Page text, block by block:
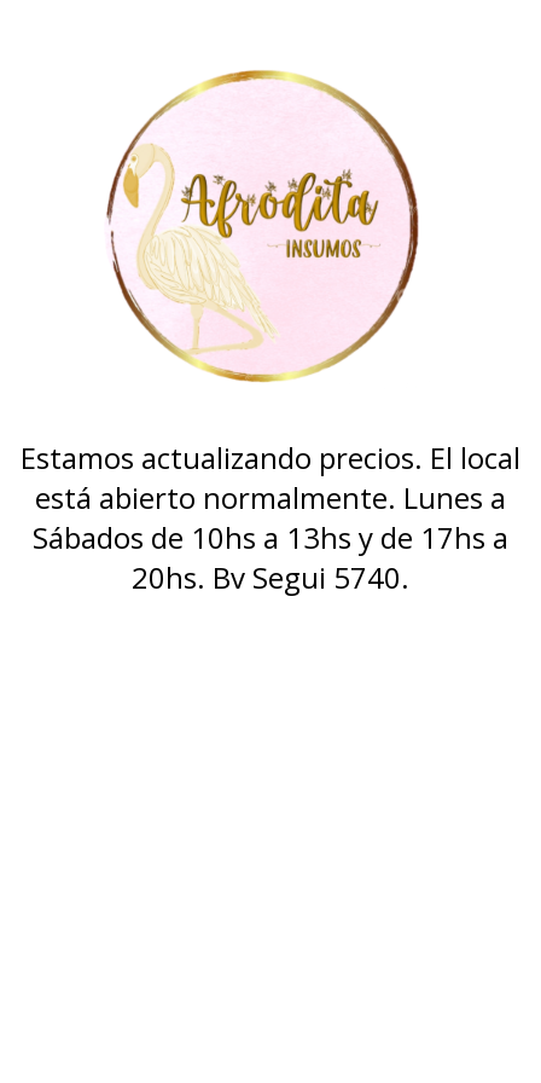
Estamos actualizando precios. El local
está abierto normalmente. Lunes a
Sábados de 10hs a 13hs y de 17hs a
20hs. Bv Segui 5740.